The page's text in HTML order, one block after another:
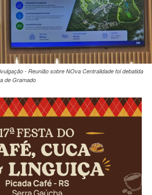
- Reunião sobre NOva Centralidade foi debatida
de Gramado